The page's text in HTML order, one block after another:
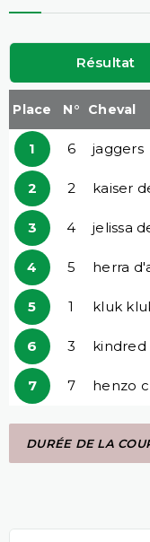
Résultat
Place N° Cheval
1 6 jaggers
2 2 kaiser
3 4 jelissa
4 5 herra
5 1 kluk
6 3 kindred
7 7 henzo
DURÉE DE LA